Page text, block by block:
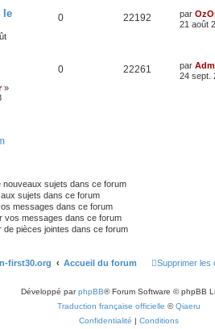
le
0 22192 par
21 août
»
0 22261 par
24 sept.
nouveaux sujets dans ce forum
sujets dans ce forum
messages dans ce forum
vos messages dans ce forum
de pièces jointes dans ce forum
first30.org Accueil du forum Supprimer les
Développé parphpBB® Forum Software © phpBB
Traduction française officielle ©Qiaeru
Confidentialité | Conditions